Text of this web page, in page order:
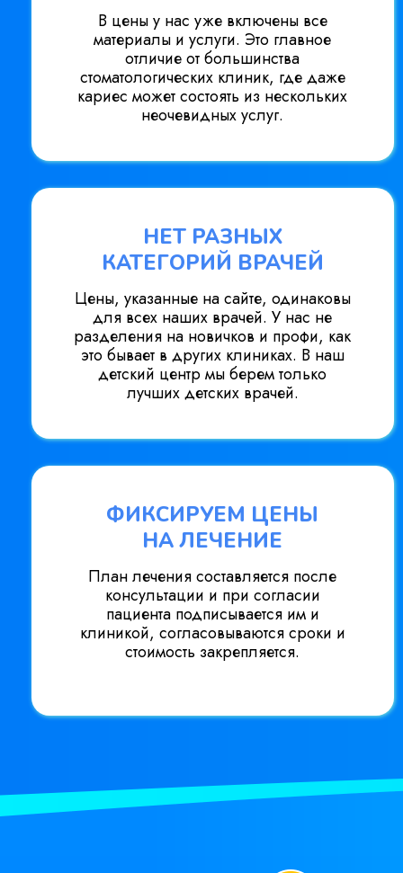
В цены у нас уже включены все
материалы и услуги. Это главное
отличие от большинства
стоматологических клиник, где даже
кариес может состоять из нескольких
неочевидных услуг.
НЕТ РАЗНЫХ
КАТЕГОРИЙ ВРАЧЕЙ
Цены, указанные на сайте, одинаковы
для всех наших врачей. У нас не
разделения на новичков и профи, как
это бывает в других клиниках. В наш
детский центр мы берем только
лучших детских врачей.
ФИКСИРУЕМ ЦЕНЫ
НА ЛЕЧЕНИЕ
План лечения составляется после
консультации и при согласии
пациента подписывается им и
клиникой, согласовываются сроки и
стоимость закрепляется.